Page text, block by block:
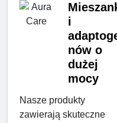
i
nów o
dużej
mocy
Nasze produkty
zawierają skuteczne